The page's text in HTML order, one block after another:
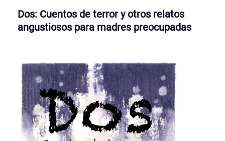
Dos: Cuentos de terror y otros relatos
angustiosos para madres preocupadas